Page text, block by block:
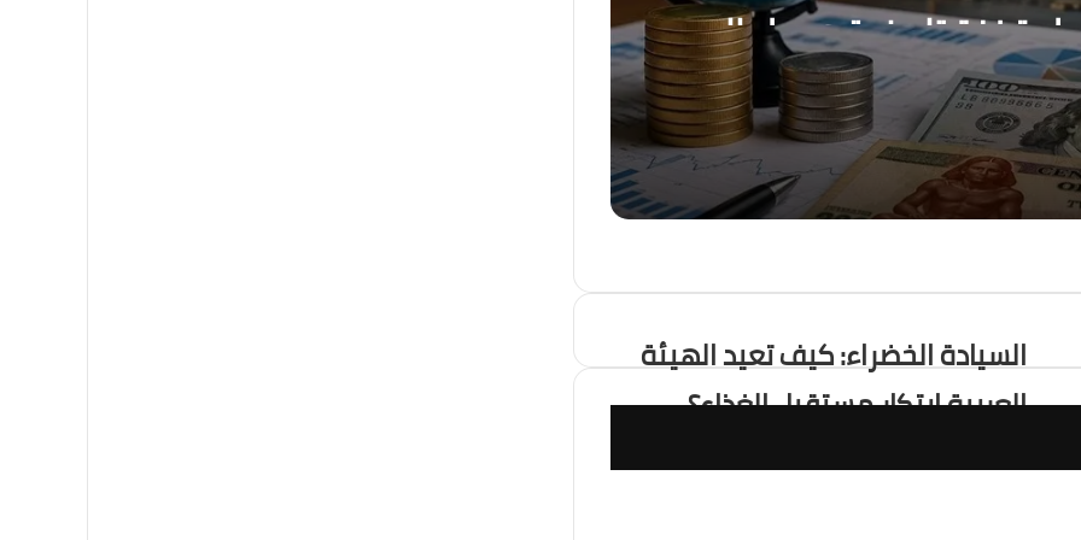
قفزة تاريخية ويصل إلى
رسالة قوة من الاقتصاد المصري.. صافي الاحتياطي الأجنبي يسجل قفزة تاريخية ويصل إلى 56.29 مليار دولار بنهاية يوليو
هل أصبح العالم يعيش عصر الكوارث المناخية؟
السيادة الخضراء: كيف تعيد الهيئة
العربية ابتكار مستقبل الغذاء؟